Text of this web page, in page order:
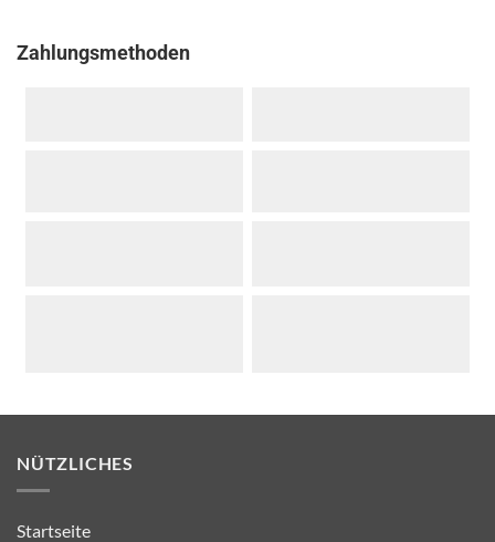
Zahlungsmethoden
NÜTZLICHES
Startseite